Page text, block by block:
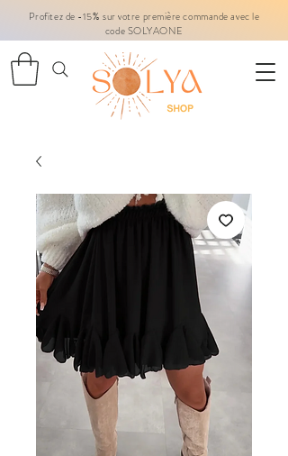
Profitez de -15% sur votre première commande avec le
code SOLYAONE